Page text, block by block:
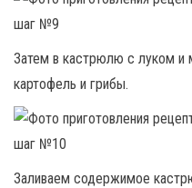
Затем в кастрюлю с луком и
картофель и грибы.
Заливаем содержимое